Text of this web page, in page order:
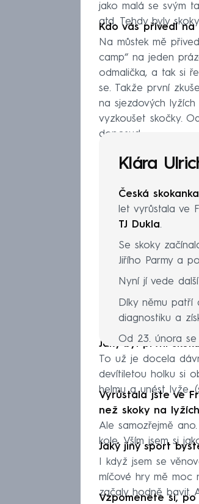
jako malá se svým
atd. Tehdy byly
Kdo vás přivedl
Na můstek mě
camp“ na jeden
odmalička, a tak si
se. Takže první
na sjezdových
vyzkoušet skočky.
doposud.
Klára
Česká
let vyrůstala ve
TJ Dukla.
Se skoky
Jiřího Parmy a
Nyní jí vede
Díky němu patří
diagnostiku a
Od 23. února se
kterého vstoupí
Světovém
romantické
Jaký byl první
To už je docela
devítiletou holku si
helmu a unést lyže.
Vyrůstala jste ve
než skoky na
Ale samozřejmě
kole. Vším jsem si
Jaký jiný sport
I když jsem se
míčové hry mě moc
začaly hodně bavit.
Vzpomenete si,